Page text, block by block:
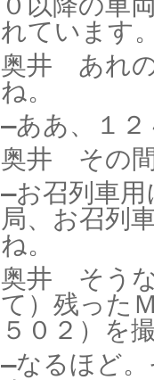
れています
奥井 あれ
ね。
―ああ、１
奥井 その間
―お召列車
局、お召列
ね。
奥井 そうな
て）残った
５０２）を
―なるほど